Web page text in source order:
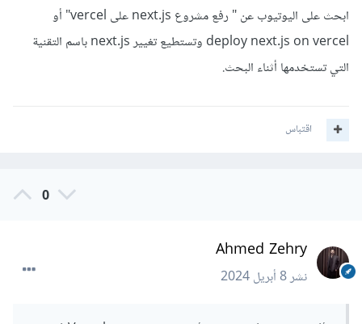
ابحث على اليوتيوب عن " رفع مشروع next.js على vercel" أو
deploy next.js on vercel وتستطيع تغيير next.js باسم التقنية
التي تستخدمها أثناء البحث.
اقتباس
0
Ahmed Zehry
نشر8 أبريل 2024